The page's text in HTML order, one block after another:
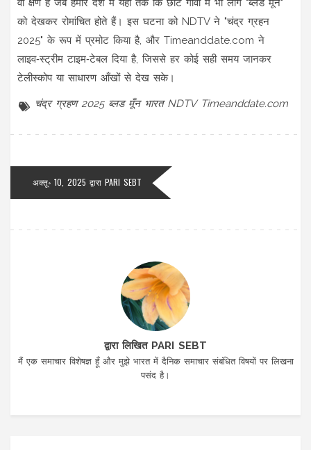
वो क्षण है जब हमारे देश में यहाँ तक कि छोटे गाँवों में भी लोग "ब्लड मूँन"
को देखकर रोमांचित होते हैं। इस घटना को NDTVने "चंद्र ग्रहन
2025" के रूप में प्रमोट किया है, और Timeanddate.com ने
लाइव‑स्ट्रीम टाइम‑टेबल दिया है, जिससे हर कोई सही समय जानकर
टेलीस्कोप या साधारण आँखों से देख सके।
चंद्र ग्रहण 2025 ब्लड मूँन भारत NDTV Timeanddate.com
अक्तू॰ 10, 2025 द्वारा PARI SEBT
द्वारा लिखित PARI SEBT
मैं एक समाचार विशेषज्ञ हूँ और मुझे भारत में दैनिक समाचार संबंधित विषयों पर लिखना
पसंद है।